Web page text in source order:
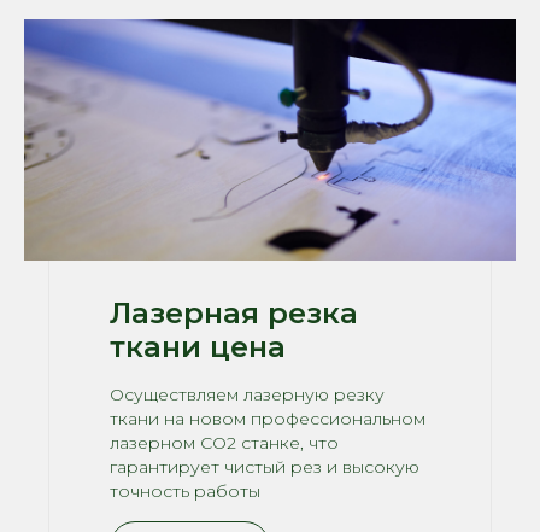
Лазерная резка
ткани цена
Осуществляем лазерную резку
ткани на новом профессиональном
лазерном CO2 станке, что
гарантирует чистый рез и высокую
точность работы